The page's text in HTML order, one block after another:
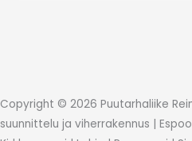
Copyright © 2026 Puutarhaliike
suunnittelu ja viherrakennus |